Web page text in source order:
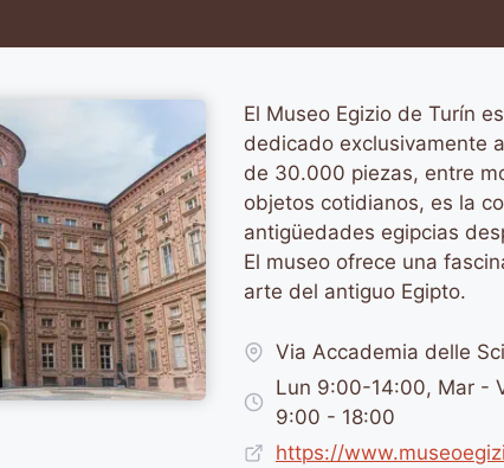
El Museo Egizio de Turín
dedicado exclusivamente
de 30.000 piezas, entre
objetos cotidianos, es la
antigüedades egipcias
El museo ofrece una
arte del antiguo Egipto.
Via Accademia delle
Lun 9:00-14:00, Mar -
9:00 - 18:00
https://